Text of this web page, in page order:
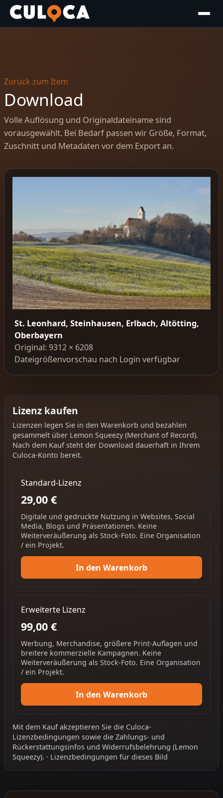
Zurück zum Item
Download
Volle Auflösung und Originaldateiname sind
vorausgewählt. Bei Bedarf passen wir Größe, Format,
Zuschnitt und Metadaten vor dem Export an.
St. Leonhard, Steinhausen, Erlbach, Altötting,
Oberbayern
Original: 9312 × 6208
Dateigrößenvorschau nach Login verfügbar
Lizenz kaufen
Lizenzen legen Sie in den Warenkorb und bezahlen
gesammelt über Lemon Squeezy (Merchant of Record).
Nach dem Kauf steht der Download dauerhaft in Ihrem
Culoca-Konto bereit.
Standard-Lizenz
29,00 €
Digitale und gedruckte Nutzung in Websites, Social
Media, Blogs und Präsentationen. Keine
Weiterveräußerung als Stock-Foto. Eine Organisation
/ ein Projekt.
In den Warenkorb
Erweiterte Lizenz
99,00 €
Werbung, Merchandise, größere Print-Auflagen und
breitere kommerzielle Kampagnen. Keine
Weiterveräußerung als Stock-Foto. Eine Organisation
/ ein Projekt.
In den Warenkorb
Mit dem Kauf akzeptieren Sie die Culoca-
Lizenzbedingungen sowie die Zahlungs- und
Rückerstattungsinfos und Widerrufsbelehrung (Lemon
Squeezy). · Lizenzbedingungen für dieses Bild